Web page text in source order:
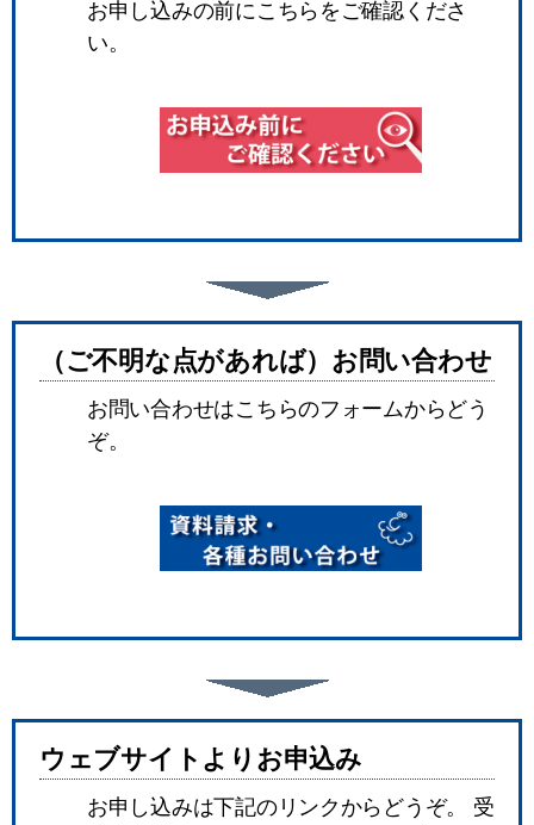
お申し込みの前にこちらをご確認くださ
い。
（ご不明な点があれば）お問い合わせ
お問い合わせはこちらのフォームからどう
ぞ。
ウェブサイトよりお申込み
お申し込みは下記のリンクからどうぞ。 受